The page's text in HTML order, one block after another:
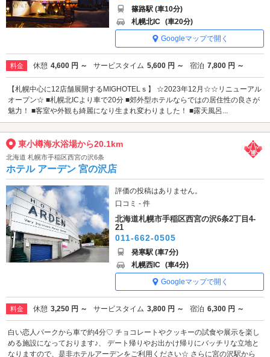
篠路駅 (車10分)
札幌北IC (車20分)
Googleマップで開く
料金 休憩 4,600 円 ～ サービスタイム 5,600 円 ～ 宿泊 7,800 円 ～
【札幌中心に12店舗展開するMIGHOTELｓ】 ☆2023年12月☆☆リニューアル
オープン☆ ■札幌北ICより車で20分 ■郊外型ホテルならではの居住性の良さが
魅力！ ■客室や外観も綺麗になり生まれ変わりました！ ■露天風呂...
東小樽海水浴場から20.1km
北海道 札幌市手稲区西宮の沢6条
ホテル アーデン 宮の沢店
評価の投稿はありません。
口コミ - 件
北海道札幌市手稲区西宮の沢6条2丁目4-
21
011-662-0505
発寒駅 (車7分)
札幌西IC (車4分)
Googleマップで開く
料金 休憩 3,250 円 ～ サービスタイム 3,800 円 ～ 宿泊 6,300 円 ～
白い恋人パークから車で約4分♡ チョコレートやクッキーの試食や展示を楽し
める施設になっております♪、 デート帰りやお出かけ帰りにバッチリな立地と
なりますので、是非ホテルアーデンをご利用ください☆ さらに宮の沢駅から